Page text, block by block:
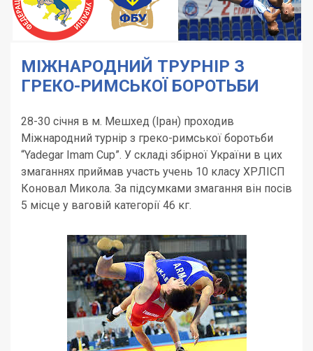
МІЖНАРОДНИЙ ТРУРНІР З
ГРЕКО-РИМСЬКОЇ БОРОТЬБИ
28-30 січня в м. Мешхед (Іран) проходив
Міжнародний турнір з греко-римської боротьби
“Yadegar Imam Cup”. У складі збірної України в цих
змаганнях приймав участь учень 10 класу ХРЛІСП
Коновал Микола. За підсумками змагання він посів
5 місце у ваговій категорії 46 кг.